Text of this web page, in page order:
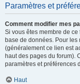
Paramètres et
Comment modifier mes
Si vous êtes membre de
base de données. Pour les
(généralement ce lien est
haut des pages du forum).
paramètres et préférences
Haut